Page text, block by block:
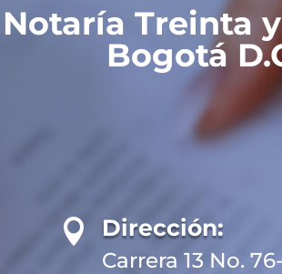
Notaría Treinta
Bogotá
 Dirección:
Carrera 13 No.